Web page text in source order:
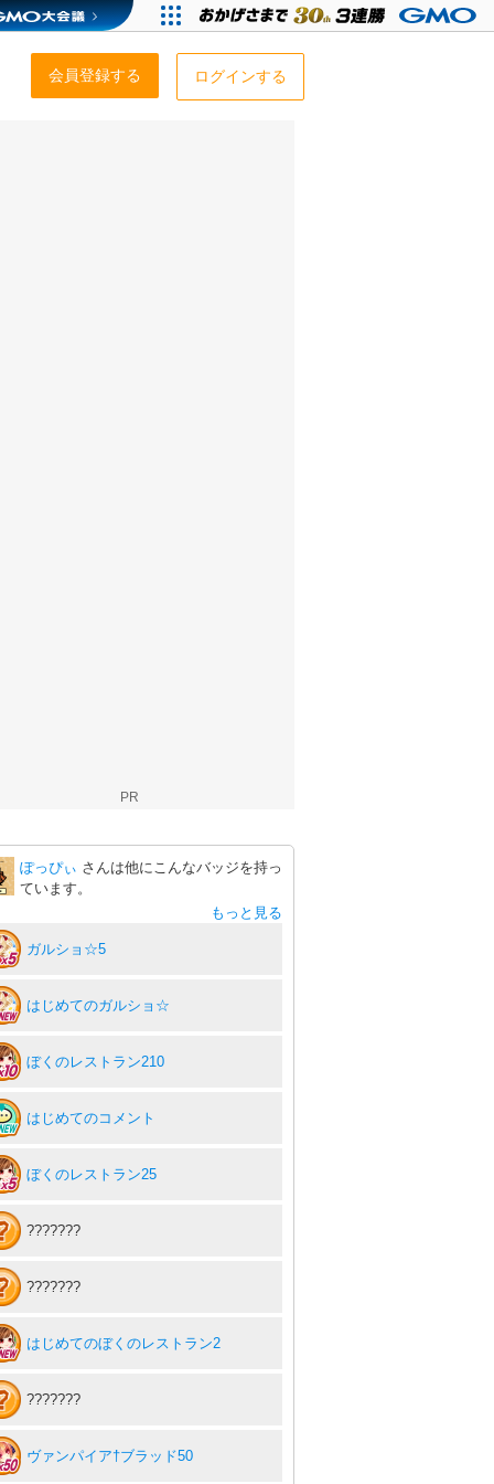
会員登録する ログインする
PR
ぽっぴぃ さんは他にこんなバッジを持っ
ています。
もっと見る
ガルショ☆5
はじめてのガルショ☆
ぼくのレストラン210
はじめてのコメント
ぼくのレストラン25
???????
???????
はじめてのぼくのレストラン2
???????
ヴァンパイア†ブラッド50